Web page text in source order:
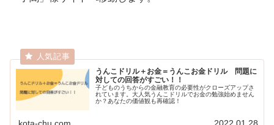
うんこドリル＋お金＝うんこお金ドリル 問題に
対しての回答がすごい！！
子どものうちからの金融教育の必要性がクローズアップさ
れています。大人気うんこドリルでお金の勉強始めません
か？あなたの価値観も再確認！
kota-chu.com 2022.01.28